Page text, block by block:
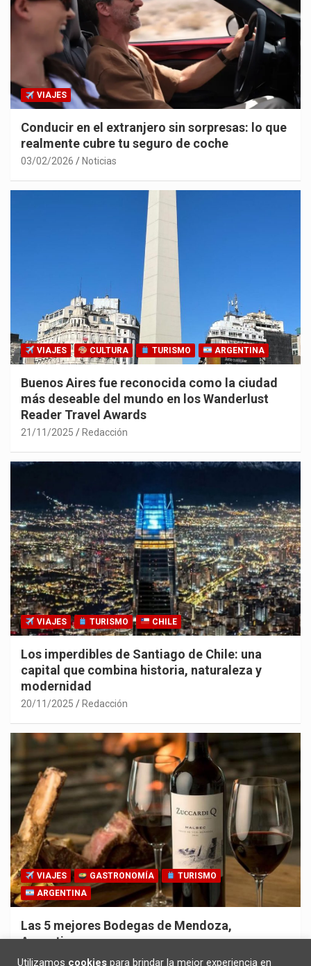
VIAJES
Conducir en el extranjero sin sorpresas: lo que
realmente cubre tu seguro de coche
03/02/2026 Noticias
VIAJES CULTURA TURISMO ARGENTINA
Buenos Aires fue reconocida como la ciudad
más deseable del mundo en los Wanderlust
Reader Travel Awards
21/11/2025 Redacción
VIAJES TURISMO CHILE
Los imperdibles de Santiago de Chile: una
capital que combina historia, naturaleza y
modernidad
20/11/2025 Redacción
VIAJES GASTRONOMÍA
TURISMO
ARGENTINA
Las 5 mejores Bodegas de Mendoza,
Argentina
30/10/2025 Redacción
Utilizamos cookies para brindar la mejor experiencia en